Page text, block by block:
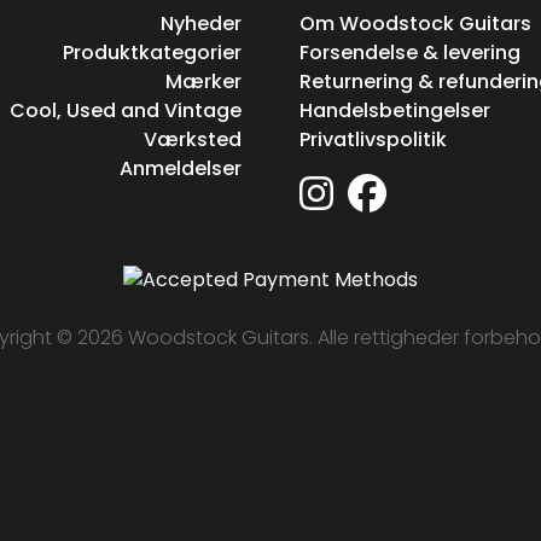
Nyheder
Produktkategorier
Mærker
Cool, Used and Vintage
Værksted
Anmeldelser
Om Woodstock Guitars
Forsendelse & levering
Returnering &
Handelsbetingelser
Privatlivspolitik
© 2026 Woodstock Guitars. Alle rettigheder